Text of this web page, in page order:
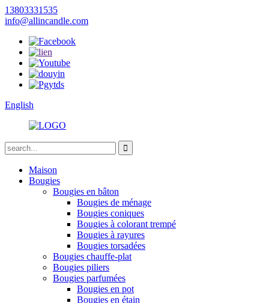
13803331535
info@allincandle.com
English
Maison
Bougies
Bougies en bâton
Bougies de ménage
Bougies coniques
Bougies à colorant trempé
Bougies à rayures
Bougies torsadées
Bougies chauffe-plat
Bougies piliers
Bougies parfumées
Bougies en pot
Bougies en étain